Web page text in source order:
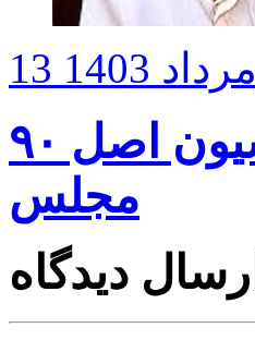
13 مرداد 1403
پژمان‌فر و موحد گزینه‌های ریاست کمیسیون اصل ۹۰
مجلس
ارسال دیدگاه